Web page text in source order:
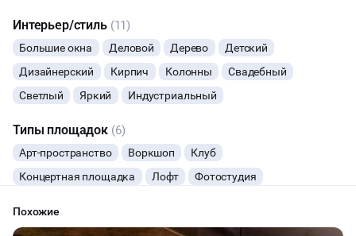
Интерьер/стиль (11)
Большие окна Деловой Дерево
Детский
Дизайнерский
Кирпич Колонны
Свадебный
Светлый
Яркий Индустриальный
Типы площадок (6)
Арт-пространство Воркшоп
Клуб
Концертная площадка
Лофт Фотостудия
ФУРШЕТЫ
КОНФЕРЕНЦИИ
ХАКАТОНЫ
ДЕГУСТАЦИИ
Похожие